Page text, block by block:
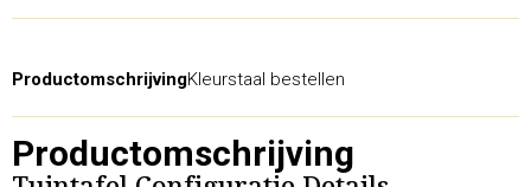
ProductomschrijvingKleurstaal bestellen
Productomschrijving